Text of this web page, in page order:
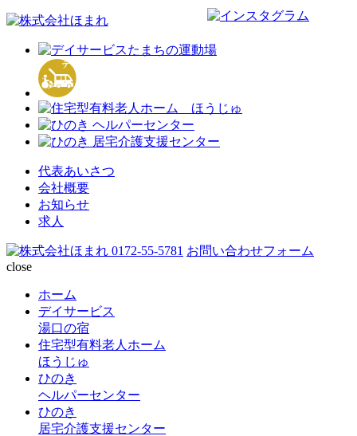
代表あいさつ
会社概要
お知らせ
求人
0172-55-5781 お問い合わせフォーム
close
ホーム
デイサービス
湯口の宿
住宅型有料老人ホーム
ほうじゅ
ひのき
ヘルパーセンター
ひのき
居宅介護支援センター